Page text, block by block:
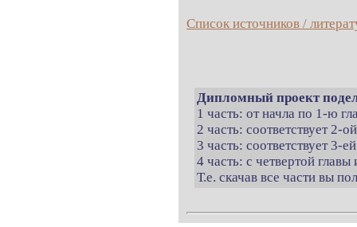
Список источников /
Дипломный проект
1 часть: от начла по 1-ю
2 часть: соответствует 2-
3 часть: соответствует 3-
4 часть: с четвертой
Т.е. скачав все части вы